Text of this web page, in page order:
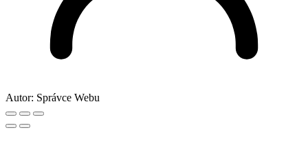
Autor: Správce Webu